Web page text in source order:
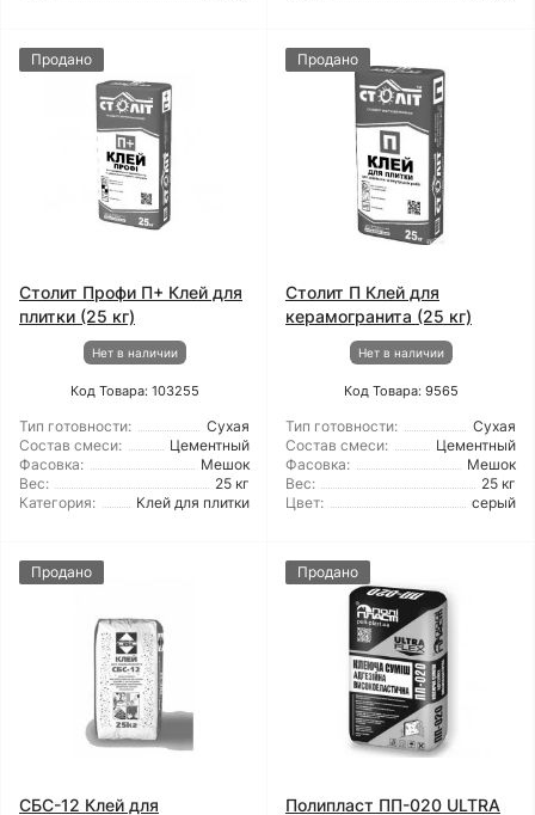
Продано
Столит Профи П+ Клей для
плитки (25 кг)
Нет в наличии
Код Товара: 103255
Тип готовности:
Сухая
Состав смеси:
Цементный
Фасовка:
Мешок
Вес:
25 кг
Категория:
Клей для плитки
Продано
Столит П Клей для
керамогранита (25 кг)
Нет в наличии
Код Товара: 9565
Тип готовности:
Сухая
Состав смеси:
Цементный
Фасовка:
Мешок
Вес:
25 кг
Цвет:
серый
Продано
СБС-12 Клей для
Продано
Полипласт ПП-020 ULTRA